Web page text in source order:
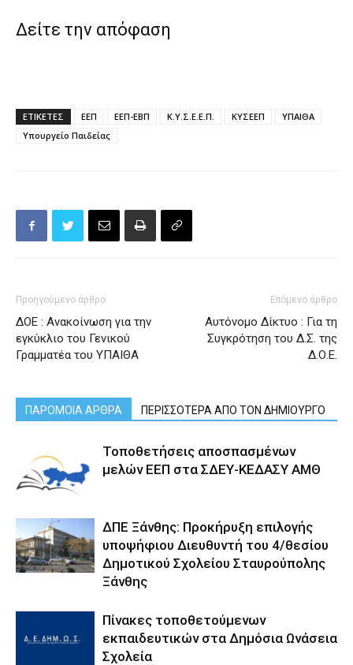
Δείτε την απόφαση
ΕΤΙΚΕΤΕΣ ΕΕΠ ΕΕΠ-ΕΒΠ Κ.Υ.Σ.Ε.Ε.Π. ΚΥΣΕΕΠ
ΥΠΑΙΘΑ
Υπουργείο Παιδείας
Προηγούμενο άρθρο
ΔΟΕ : Ανακοίνωση για την
εγκύκλιο του Γενικού
Γραμματέα του ΥΠΑΙΘΑ
Επόμενο άρθρο
Αυτόνομο Δίκτυο : Για τη
Συγκρότηση του Δ.Σ. της
Δ.Ο.Ε.
ΠΑΡΟΜΟΙΑ ΑΡΘΡΑ ΠΕΡΙΣΣΟΤΕΡΑ ΑΠΟ ΤΟΝ ΔΗΜΙΟΥΡΓΟ
Τοποθετήσεις αποσπασμένων
μελών ΕΕΠ στα ΣΔΕΥ-ΚΕΔΑΣΥ ΑΜΘ
ΔΠΕ Ξάνθης: Προκήρυξη επιλογής
υποψήφιου Διευθυντή του 4/θεσίου
Δημοτικού Σχολείου Σταυρούπολης
Ξάνθης
Πίνακες τοποθετούμενων
εκπαιδευτικών στα Δημόσια Ωνάσεια
Σχολεία